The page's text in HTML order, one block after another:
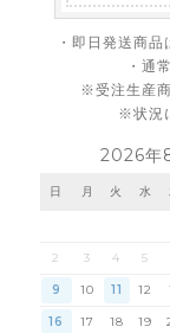
・即日発送商
・通
※受注生産
※状況
2026年
日 月 火 水
2 3 4 5
9 10 11 12
16 17 18 19